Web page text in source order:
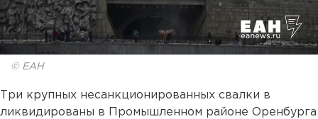
© ЕАН
Три крупных несанкционированных свалки в
ликвидированы в Промышленном районе Оренбурга